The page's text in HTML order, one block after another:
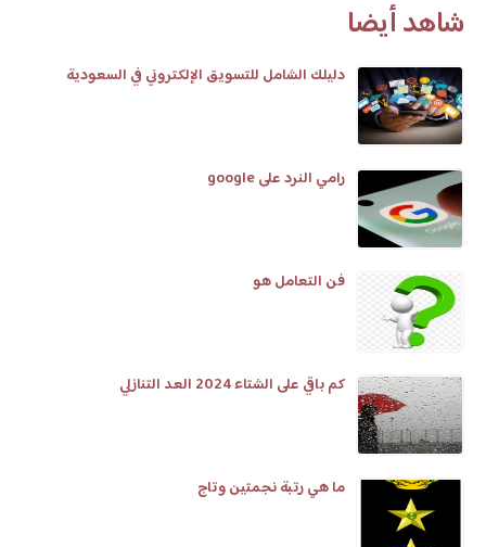
شاهد أيضا
دليلك الشامل للتسويق الإلكتروني في السعودية
رامي النرد على google
فن التعامل هو
كم باقي على الشتاء 2024 العد التنازلي
ما هي رتبة نجمتين وتاج